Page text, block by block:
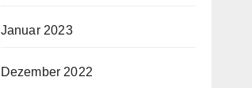
Januar 2023
Dezember 2022